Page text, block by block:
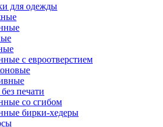
для одежды
с евроотверстием
печати
со сгибом
бирки-хедеры